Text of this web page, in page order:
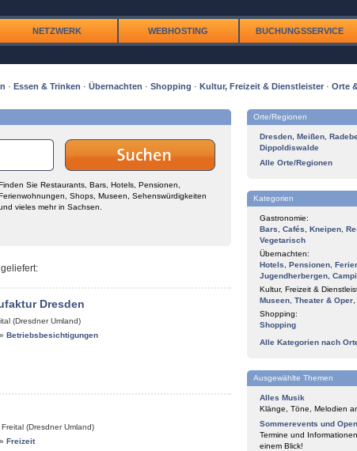
NETZWERK WEBHOSTING BUCHUNGSSERVICE
· Essen & Trinken · Übernachten · Shopping · Kultur, Freizeit & Dienstleister · Orte
Sie Restaurants, Bars, Hotels, Pensionen,
Shops, Museen, Sehenswürdigkeiten
vieles mehr in Sachsen.
:
Dresden
(Dresdner Umland)
» Betriebsbesichtigungen
Freital (Dresdner Umland)
» Freizeit
Orte/Regionen
Dresden Meißen
Dippoldiswalde
Alle Orte/Regionen
Kategorien
Gastronomie:
Bars
Cafés Kneipen
Vegetarisch
Übernachten:
Hotels
Pensionen
Jugendherbergen
Kultur, Freizeit &
Museen Theater & Oper
Shopping:
Shopping
Alle Kategorien nach
Ausgewählte Themen
Alles Musik
Klänge, Töne, Melodien
Sommerevents und
Termine und
einem Blick!